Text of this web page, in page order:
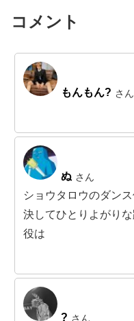
コメント
もんもん? さん
ぬ さん
ショウタロウのダン
決してひとりよがり
役は
? さん